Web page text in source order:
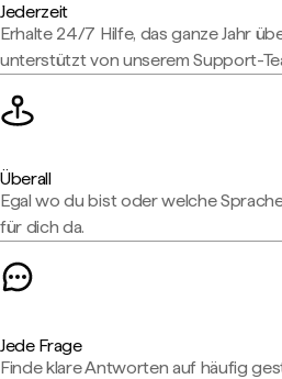
Jederzeit
Erhalte 24/7 Hilfe, das ganze Jahr
unterstützt von unserem Support-
Überall
Egal wo du bist oder welche
für dich da.
Jede Frage
Finde klare Antworten auf häufig